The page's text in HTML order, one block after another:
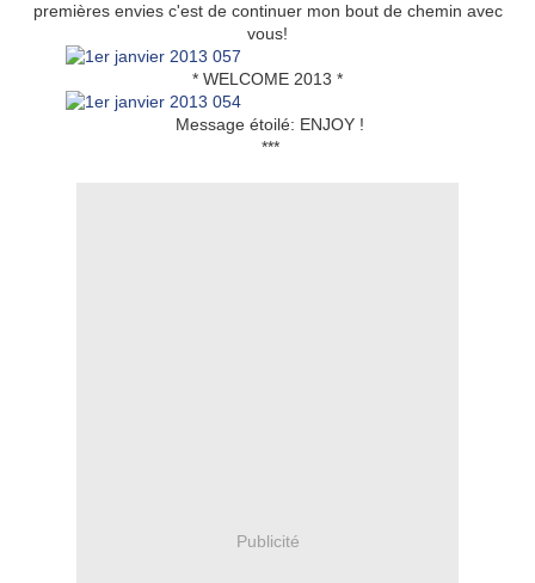
premières envies c'est de continuer mon bout de chemin avec
vous!
* WELCOME 2013 *
Message étoilé: ENJOY !
***
Publicité